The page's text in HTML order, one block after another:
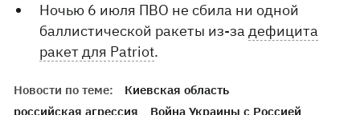
Ночью 6 июля ПВО не сбила ни одной
баллистической ракеты из-задефицита
ракет для Patriot.
Новости по теме:
Киевская область
российская агрессия
Война Украины с Россией